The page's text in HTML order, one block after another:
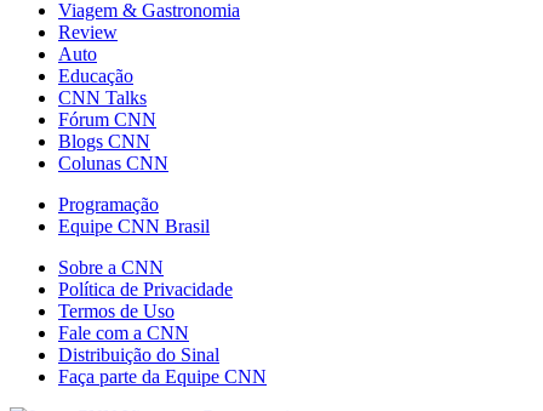
Viagem & Gastronomia
Review
Auto
Educação
CNN Talks
Fórum CNN
Blogs CNN
Colunas CNN
Programação
Equipe CNN Brasil
Sobre a CNN
Política de Privacidade
Termos de Uso
Fale com a CNN
Distribuição do Sinal
Faça parte da Equipe CNN